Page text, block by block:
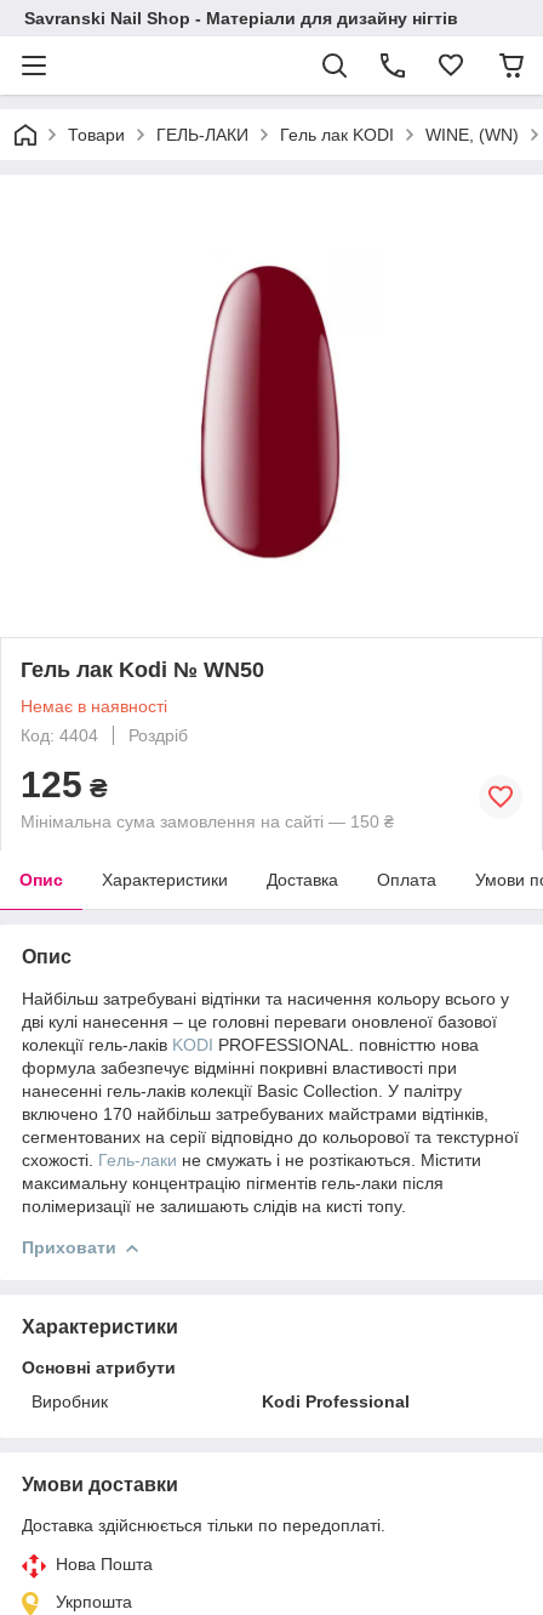
Savranski Nail Shop - Матеріали для дизайну нігтів
Товари ГЕЛЬ-ЛАКИ Гель лак KODI WINE, (WN)
Гель лак Kodi № WN50
Немає в наявності
Код: 4404
Роздріб
125 ₴
Мінімальна сума замовлення на сайті — 150 ₴
Опис Характеристики Доставка Оплата Умови
Опис
Найбільш затребувані відтінки та насичення кольору всього у
дві кулі нанесення – це головні переваги оновленої базової
колекції гель-лаків KODI PROFESSIONAL. повністтю нова
формула забезпечує відмінні покривні властивості при
нанесенні гель-лаків колекції Basic Collection. У палітру
включено 170 найбільш затребуваних майстрами відтінків,
сегментованих на серії відповідно до кольорової та текстурної
схожості. Гель-лаки не смужать і не розтікаються. Містити
максимальну концентрацію пігментів гель-лаки після
полімеризації не залишають слідів на кисті топу.
Приховати
Характеристики
Основні атрибути
Виробник
Kodi Professional
Умови доставки
Доставка здійснюється тільки по передоплаті.
Нова Пошта
Укрпошта